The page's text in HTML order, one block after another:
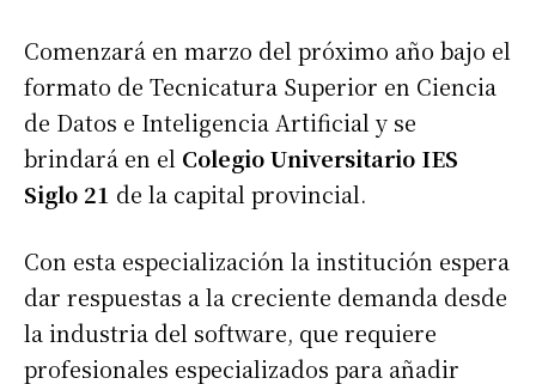
Comenzará en marzo del próximo año bajo el
formato de Tecnicatura Superior en Ciencia
de Datos e Inteligencia Artificial y se
brindará en el Colegio Universitario IES
Siglo 21 de la capital provincial.
Con esta especialización la institución espera
dar respuestas a la creciente demanda desde
la industria del software, que requiere
profesionales especializados para añadir